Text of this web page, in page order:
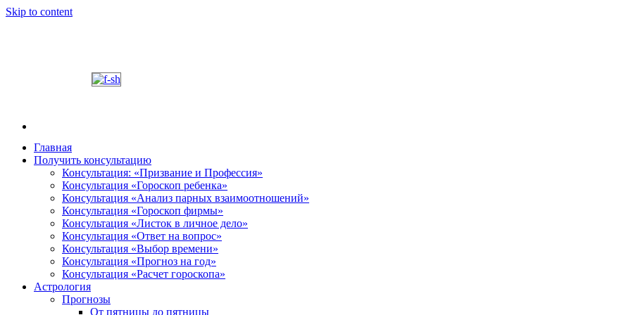
Skip to content
Шабалин Михаил Александрович. Персональный сайт
Председатель Новосибирского астрологического центра "Уран", астропсихолог-консультант,
консультации на основании Вашей натальной карты, расскажет о том, в чем состоит Ваше
том, как с этим связано здоровье. Астропсихолог опишет возможные способы оздоровления
диалога. У Вас будет возможность задавать вопросы по всем интересующим Вас темам. Для того,
и место своего рождения. Знание точного времени своего рождения желательно. Известный
деятель.
Главная
Получить консультацию
Консультация: «Призвание и Профессия»
Консультация «Гороскоп ребенка»
Консультация «Анализ парных взаимоотношений»
Консультация «Гороскоп фирмы»
Консультация «Листок в личное дело»
Консультация «Ответ на вопрос»
Консультация «Выбор времени»
Консультация «Прогноз на год»
Консультация «Расчет гороскопа»
Астрология
Прогнозы
От пятницы до пятницы